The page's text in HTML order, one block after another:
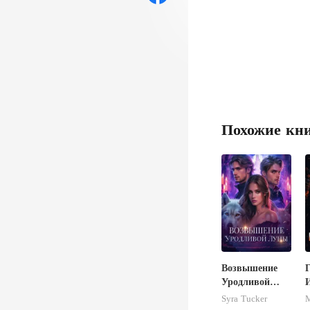
Похожие
Возвышение
Уродливой
Луны
Syra Tucker